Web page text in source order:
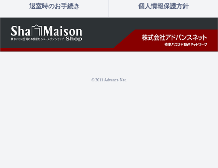
退室時のお手続き 個人情報保護方針
© 2011 Advance Net.